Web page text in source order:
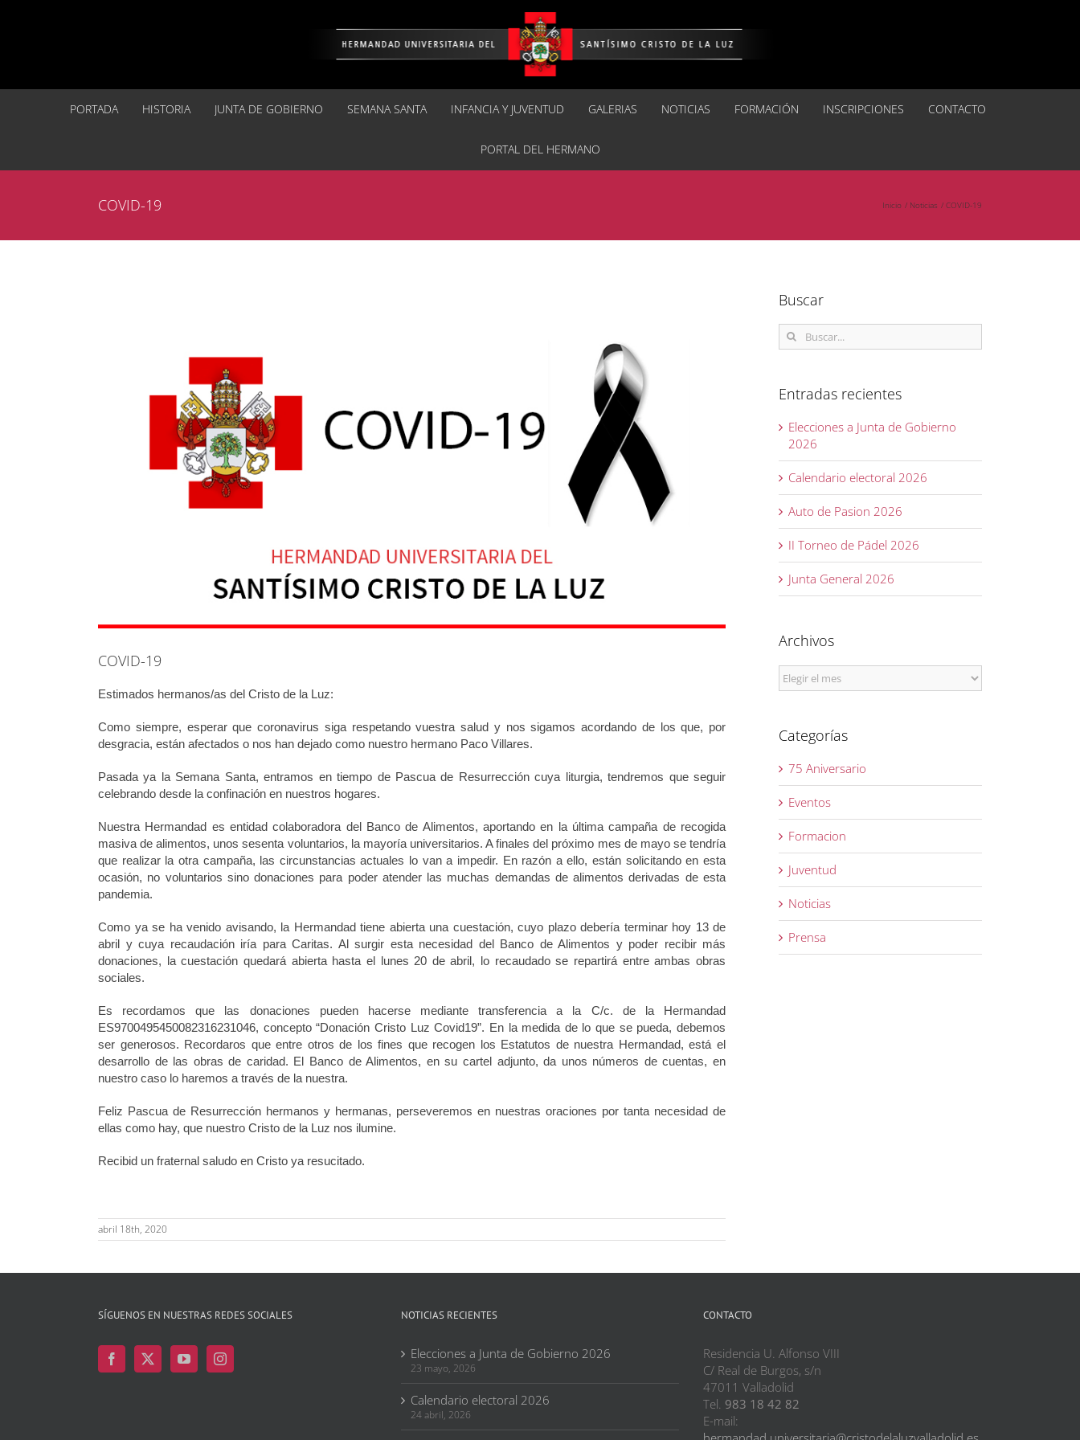
PORTADA HISTORIA JUNTA DE GOBIERNO SEMANA SANTA INFANCIA Y JUVENTUD GALERIAS NOTICIAS FORMACIÓN INSCRIPCIONES CONTACTO
PORTAL DEL HERMANO
COVID-19 Inicio Noticias COVID-19
COVID-19
Estimados hermanos/as del Cristo de la Luz:
Como siempre, esperar que coronavirus siga respetando vuestra salud y nos sigamos acordando de los que, por
desgracia, están afectados o nos han dejado como nuestro hermano Paco Villares.
Pasada ya la Semana Santa, entramos en tiempo de Pascua de Resurrección cuya liturgia, tendremos que seguir
celebrando desde la confinación en nuestros hogares.
Nuestra Hermandad es entidad colaboradora del Banco de Alimentos, aportando en la última campaña de recogida
masiva de alimentos, unos sesenta voluntarios, la mayoría universitarios. A finales del próximo mes de mayo se tendría
que realizar la otra campaña, las circunstancias actuales lo van a impedir. En razón a ello, están solicitando en esta
ocasión, no voluntarios sino donaciones para poder atender las muchas demandas de alimentos derivadas de esta
pandemia.
Como ya se ha venido avisando, la Hermandad tiene abierta una cuestación, cuyo plazo debería terminar hoy 13 de
abril y cuya recaudación iría para Caritas. Al surgir esta necesidad del Banco de Alimentos y poder recibir más
donaciones, la cuestación quedará abierta hasta el lunes 20 de abril, lo recaudado se repartirá entre ambas obras
sociales.
Es recordamos que las donaciones pueden hacerse mediante transferencia a la C/c. de la Hermandad
ES9700495450082316231046, concepto“Donación Cristo Luz Covid19”. En la medida de lo que se pueda, debemos
ser generosos. Recordaros que entre otros de los fines que recogen los Estatutos de nuestra Hermandad, está el
desarrollo de las obras de caridad. El Banco de Alimentos, en su cartel adjunto, da unos números de cuentas, en
nuestro caso lo haremos a través de la nuestra.
Feliz Pascua de Resurrección hermanos y hermanas, perseveremos en nuestras oraciones por tanta necesidad de
ellas como hay, que nuestro Cristo de la Luz nos ilumine.
Recibid un fraternal saludo en Cristo ya resucitado.
abril 18th, 2020
Buscar
Buscar:
Entradas recientes
Elecciones a Junta de Gobierno
2026
Calendario electoral 2026
Auto de Pasion 2026
II Torneo de Pádel 2026
Junta General 2026
Archivos
Archivos
Categorías
75 Aniversario
Eventos
Formacion
Juventud
Noticias
Prensa
SÍGUENOS EN NUESTRAS REDES SOCIALES NOTICIAS RECIENTES
Elecciones a Junta de Gobierno 2026
23 mayo, 2026
Calendario electoral 2026
24 abril, 2026
CONTACTO
Residencia U. Alfonso VIII
C/ Real de Burgos, s/n
47011 Valladolid
Tel. 983 18 42 82
E-mail: